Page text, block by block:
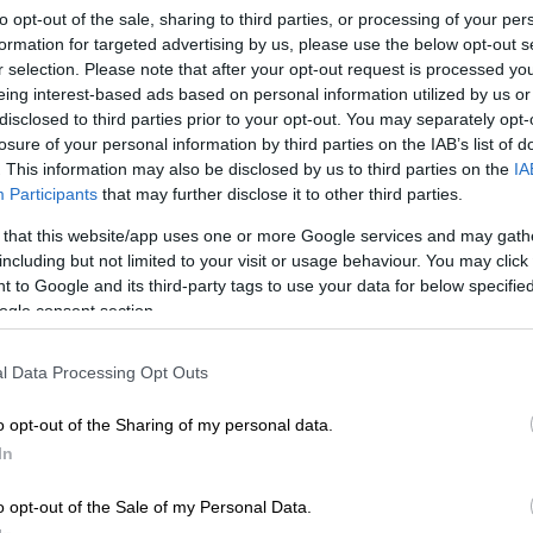
opt-out of the sale, sharing to third parties, or processing of your
for targeted advertising by us, please use the below opt-out
selection. Please note that after your opt-out request is processed
interest-based ads based on personal information utilized by us
to third parties prior to your opt-out. You may separately
of your personal information by third parties on the IAB’s list of
This information may also be disclosed by us to third parties on the
Participants that may further disclose it to other third parties.
that this website/app uses one or more Google services and may
but not limited to your visit or usage behaviour. You may
to Google and its third-party tags to use your data for below
consent section.
Data Processing Opt Outs
opt-out of the Sharing of my personal data.
opt-out of the Sale of my Personal Data.
το ΕΘΝΟΣ στη Google
Τσιτσιπάς
στο twitter και αρκετά
που προκαλούν έντονες αντιδράσεις
δικτύωσης.
έγραψε χαρακτηριστικά στο tweet
εισβολή.